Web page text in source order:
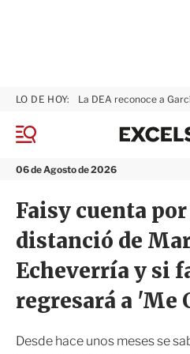
M
n
06 de Agosto de 2026
LO DE HOY: La DEA reconoce a
Faisy cuenta por
distanció de
Echeverría y si
regresará a 'Me
Desde hace unos meses se